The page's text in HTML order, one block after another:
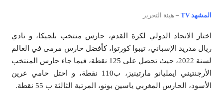
المشهد TV – هيئة التحرير
اختار الاتحاد الدولي لكرة القدم، حارس منتخب بلجيكا، و نادي
ريال مدريد الإسباني، تيبوا كورتوا، كأفضل حارس مرمى في العالم
لسنة 2022، حيث تحصل على 125 نقطة، فيما جاء حارس المنتخب
الأرجنتيني ايمليانو مارتينيز، ب110 نقطة، و احتل حامي عرين
الأسود، الحارس المغربي ياسين بونو، المرتبة الثالثة ب 55 نقطة.